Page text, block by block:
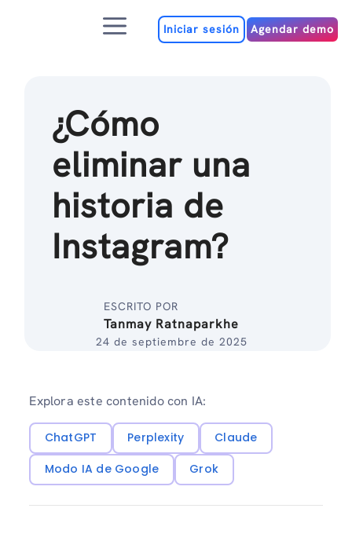
MenúIniciar sesión Agendar demo
¿Cómo
eliminar una
historia de
Instagram?
ESCRITO POR
Tanmay Ratnaparkhe
24 de septiembre de 2025
Explora este contenido con IA:
ChatGPT Perplexity
Claude
Modo IA de Google
Grok